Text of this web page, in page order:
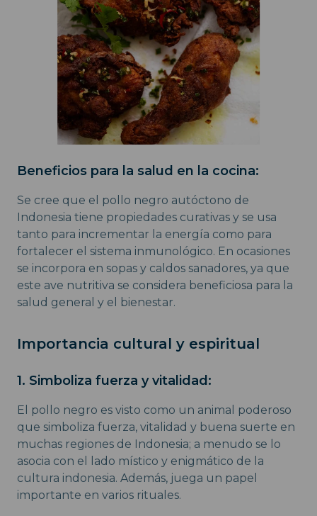
Beneficios para la salud en la cocina:
Se cree que el pollo negro autóctono de
Indonesia tiene propiedades curativas y se usa
tanto para incrementar la energía como para
fortalecer el sistema inmunológico. En ocasiones
se incorpora en sopas y caldos sanadores, ya que
este ave nutritiva se considera beneficiosa para la
salud general y el bienestar.
Importancia cultural y espiritual
1. Simboliza fuerza y vitalidad:
El pollo negro es visto como un animal poderoso
que simboliza fuerza, vitalidad y buena suerte en
muchas regiones de Indonesia; a menudo se lo
asocia con el lado místico y enigmático de la
cultura indonesia. Además, juega un papel
importante en varios rituales.